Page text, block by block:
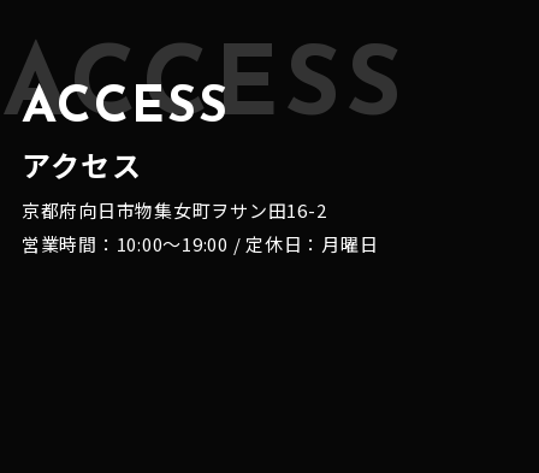
ACCESS
ACCESS
アクセス
京都府向日市物集女町ヲサン田16-2
営業時間：10:00～19:00 / 定休日：月曜日